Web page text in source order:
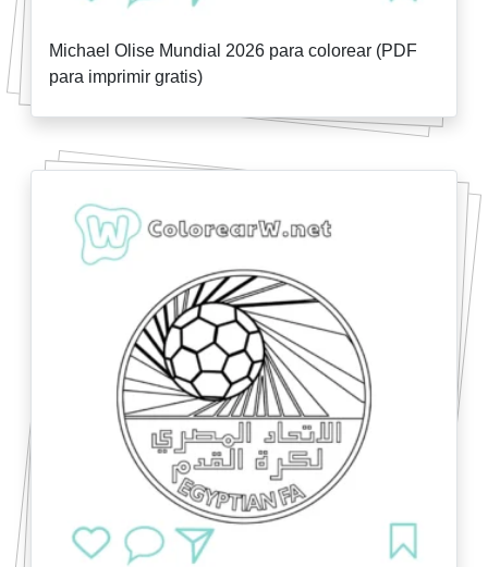
Michael Olise Mundial 2026 para colorear (PDF
para imprimir gratis)